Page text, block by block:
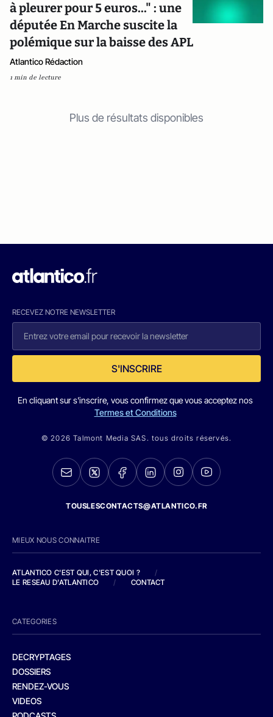
à pleurer pour 5 euros..." : une
députée En Marche suscite la
polémique sur la baisse des APL
Atlantico Rédaction
1 min de lecture
Plus de résultats disponibles
RECEVEZ NOTRE NEWSLETTER
S'INSCRIRE
En cliquant sur s'inscrire, vous confirmez que vous acceptez nos
Termes et Conditions
© 2026 Talmont Media SAS. tous droits réservés.
TOUSLESCONTACTS@ATLANTICO.FR
MIEUX NOUS CONNAITRE
ATLANTICO C'EST QUI, C'EST QUOI ?
/
LE RESEAU D'ATLANTICO
/ CONTACT
CATEGORIES
DECRYPTAGES
DOSSIERS
RENDEZ-VOUS
VIDEOS